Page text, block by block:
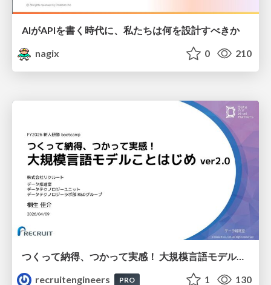
AIがAPIを書く時代に、私たちは何を設計すべきか
nagix
0 210
つくって納得、つかって実感！ 大規模言語モデルことはじめ ver2.0
recruitengineers
PRO 1 130